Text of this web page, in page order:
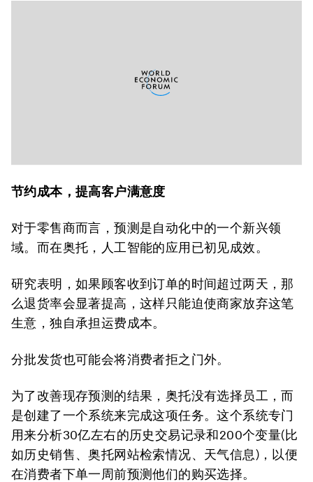
节约成本，提高客户满意度
对于零售商而言，预测是自动化中的一个新兴领
域。而在奥托，人工智能的应用已初见成效。
研究表明，如果顾客收到订单的时间超过两天，那
么退货率会显著提高，这样只能迫使商家放弃这笔
生意，独自承担运费成本。
分批发货也可能会将消费者拒之门外。
为了改善现存预测的结果，奥托没有选择员工，而
是创建了一个系统来完成这项任务。这个系统专门
用来分析30亿左右的历史交易记录和200个变量(比
如历史销售、奥托网站检索情况、天气信息)，以便
在消费者下单一周前预测他们的购买选择。